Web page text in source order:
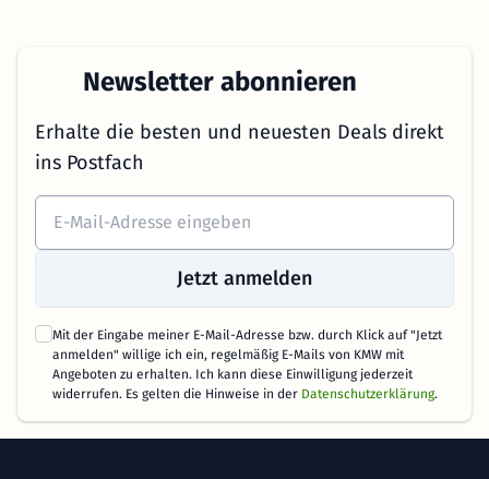
Newsletter abonnieren
Erhalte die besten und neuesten Deals direkt
ins Postfach
Jetzt anmelden
Mit der Eingabe meiner E-Mail-Adresse bzw. durch Klick auf "Jetzt
anmelden" willige ich ein, regelmäßig E-Mails von KMW mit
Angeboten zu erhalten. Ich kann diese Einwilligung jederzeit
widerrufen. Es gelten die Hinweise in der Datenschutzerklärung.